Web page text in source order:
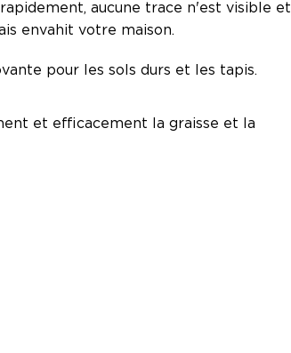
aucune trace n'est visible et
envahit votre maison.
pour les sols durs et les tapis.
et efficacement la graisse et la